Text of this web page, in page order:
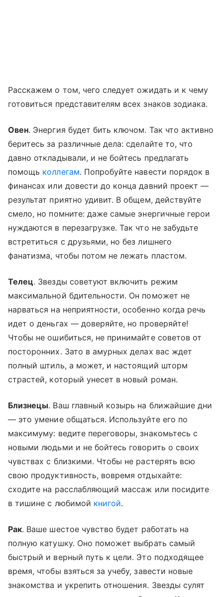
Расскажем о том, чего следует ожидать и к чему
готовиться представителям всех знаков зодиака.
Овен. Энергия будет бить ключом. Так что активно
беритесь за различные дела: сделайте то, что
давно откладывали, и не бойтесь предлагать
помощь коллегам. Попробуйте навести порядок в
финансах или довести до конца давний проект —
результат приятно удивит. В общем, действуйте
смело, но помните: даже самые энергичные герои
нуждаются в перезагрузке. Так что не забудьте
встретиться с друзьями, но без лишнего
фанатизма, чтобы потом не лежать пластом.
Телец. Звезды советуют включить режим
максимальной бдительности. Он поможет не
нарваться на неприятности, особенно когда речь
идет о деньгах — доверяйте, но проверяйте!
Чтобы не ошибиться, не принимайте советов от
посторонних. Зато в амурных делах вас ждет
полный штиль, а может, и настоящий шторм
страстей, который унесет в новый роман.
Близнецы. Ваш главный козырь на ближайшие дни
— это умение общаться. Используйте его по
максимуму: ведите переговоры, знакомьтесь с
новыми людьми и не бойтесь говорить о своих
чувствах с близкими. Чтобы не растерять всю
свою продуктивность, вовремя отдыхайте:
сходите на расслабляющий массаж или посидите
в тишине с любимой книгой.
Рак. Ваше шестое чувство будет работать на
полную катушку. Оно поможет выбрать самый
быстрый и верный путь к цели. Это подходящее
время, чтобы взяться за учебу, завести новые
знакомства и укрепить отношения. Звезды сулят